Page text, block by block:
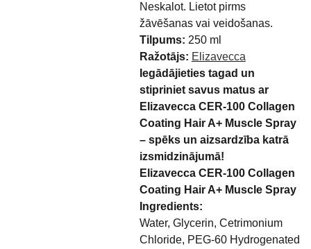
Neskalot. Lietot pirms
žāvēšanas vai veidošanas.
Tilpums: 250 ml
Ražotājs: Elizavecca
Iegādājieties tagad un
stipriniet savus matus ar
Elizavecca CER-100 Collagen
Coating Hair A+ Muscle Spray
– spēks un aizsardzība katrā
izsmidzinājumā!
Elizavecca CER-100 Collagen
Coating Hair A+ Muscle Spray
Ingredients:
Water, Glycerin, Cetrimonium
Chloride, PEG-60 Hydrogenated